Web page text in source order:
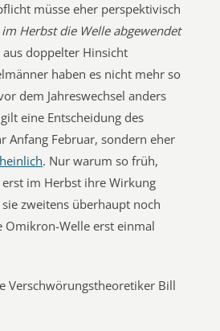
müsse eher perspektivisch
Herbst die Welle abgewendet
aus doppelter Hinsicht
haben es nicht mehr so
dem Jahreswechsel anders
eine Entscheidung des
Anfang Februar, sondern eher
. Nur warum so früh,
im Herbst ihre Wirkung
zweitens überhaupt noch
Welle erst einmal
Verschwörungstheoretiker Bill